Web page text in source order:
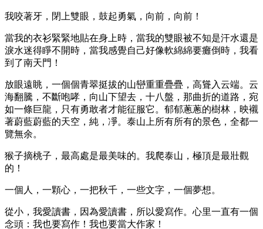
我咬著牙，閉上雙眼，鼓起勇氣，向前，向前！
當我的衣衫緊緊地貼在身上時，當我的雙眼被不知是汗水還是
淚水迷得睜不開時，當我感覺自己好像軟綿綿要癱倒時，我看
到了南天門！
放眼遠眺，一個個青翠挺拔的山巒重重疊疊，高聳入云端。云
海翻騰，不斷咆哮，向山下望去，十八盤，那曲折的道路，宛
如一條巨龍，只有勇敢者才能征服它。郁郁蔥蔥的樹林，映襯
著蔚藍蔚藍的天空，純，凈。泰山上所有所有的景色，全都一
覽無余。
猴子摘桃子，最高處是最美味的。我爬泰山，極頂是最壯觀
的！
一個人，一顆心，一把秋千，一些文字，一個夢想。
從小，我愛讀書，因為愛讀書，所以愛寫作。心里一直有一個
念頭：我也要寫作！我也要當大作家！